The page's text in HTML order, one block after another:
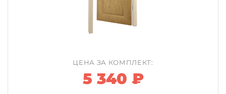
ЦЕНА ЗА КОМПЛЕКТ:
5 340 ₽